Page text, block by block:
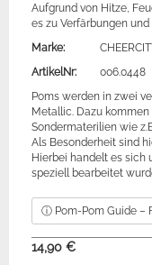
Aufgrund von Hitze,
es zu Verfärbungen
Marke:
ArtikelNr:
006.0448
Poms werden in zwei
Metallic. Dazu
Sondermaterilien wie
Als Besonderheit sind
Hierbei handelt es sich
speziell bearbeitet
ⓘ Pom-Pom Guide –
14,90 €